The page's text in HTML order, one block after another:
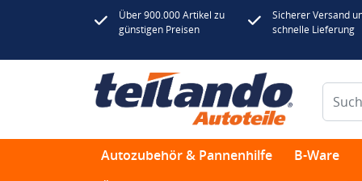
Über 900.000 Artikel zu
günstigen Preisen
Sicherer Versand
schnelle Lieferung
Autozubehör & Pannenhilfe B-Ware